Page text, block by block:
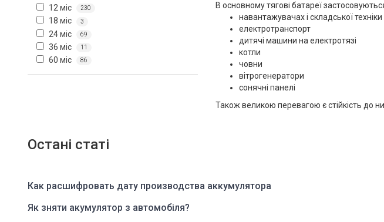
12 міс 230
18 міс 3
24 міс 69
36 міс 11
60 міс 86
В основному тягові батареї
навантажувачах і складської техніки
електротранспорт
дитячі машини на електротязі
котли
човни
вітрогенератори
сонячні панелі
Також великою перевагою є стійкість до
Остані статі
Как расшифровать дату производства аккумулятора
Як зняти акумулятор з автомобіля?